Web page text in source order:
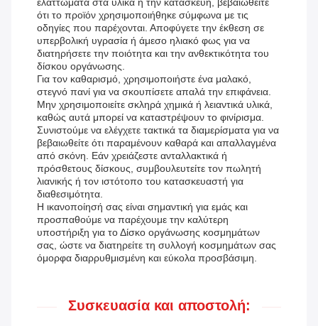
ελαττώματα στα υλικά ή την κατασκευή, βεβαιωθείτε
ότι το προϊόν χρησιμοποιήθηκε σύμφωνα με τις
οδηγίες που παρέχονται. Αποφύγετε την έκθεση σε
υπερβολική υγρασία ή άμεσο ηλιακό φως για να
διατηρήσετε την ποιότητα και την ανθεκτικότητα του
δίσκου οργάνωσης.
Για τον καθαρισμό, χρησιμοποιήστε ένα μαλακό,
στεγνό πανί για να σκουπίσετε απαλά την επιφάνεια.
Μην χρησιμοποιείτε σκληρά χημικά ή λειαντικά υλικά,
καθώς αυτά μπορεί να καταστρέψουν το φινίρισμα.
Συνιστούμε να ελέγχετε τακτικά τα διαμερίσματα για να
βεβαιωθείτε ότι παραμένουν καθαρά και απαλλαγμένα
από σκόνη. Εάν χρειάζεστε ανταλλακτικά ή
πρόσθετους δίσκους, συμβουλευτείτε τον πωλητή
λιανικής ή τον ιστότοπο του κατασκευαστή για
διαθεσιμότητα.
Η ικανοποίησή σας είναι σημαντική για εμάς και
προσπαθούμε να παρέχουμε την καλύτερη
υποστήριξη για το Δίσκο οργάνωσης κοσμημάτων
σας, ώστε να διατηρείτε τη συλλογή κοσμημάτων σας
όμορφα διαρρυθμισμένη και εύκολα προσβάσιμη.
Συσκευασία και αποστολή: